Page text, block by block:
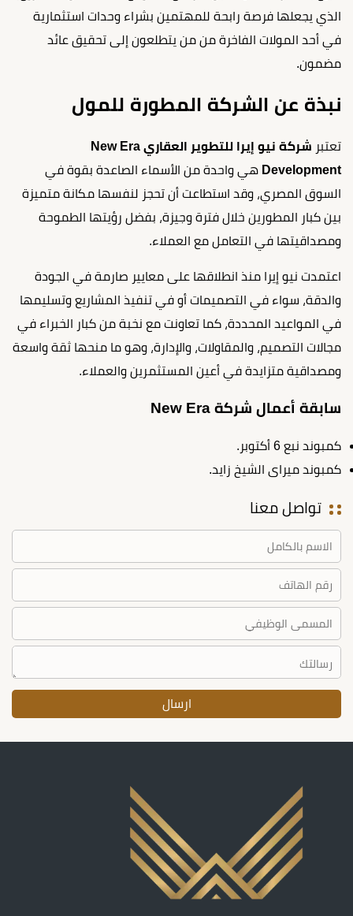
الذي يجعلها فرصة رابحة للمهتمين بشراء وحدات استثمارية
في أحد المولات الفاخرة من من يتطلعون إلى تحقيق عائد
مضمون.
نبذة عن الشركة المطورة للمول
تعتبر
شركة نيو إيرا للتطوير العقاري New Era
Development هي واحدة من الأسماء الصاعدة بقوة في
السوق المصري، وقد استطاعت أن تحجز لنفسها مكانة متميزة
بين كبار المطورين خلال فترة وجيزة، بفضل رؤيتها الطموحة
ومصداقيتها في التعامل مع العملاء.
اعتمدت نيو إيرا منذ انطلاقها على معايير صارمة في الجودة
والدقة، سواء في التصميمات أو في تنفيذ المشاريع وتسليمها
في المواعيد المحددة، كما تعاونت مع نخبة من كبار الخبراء في
مجالات التصميم، والمقاولات، والإدارة، وهو ما منحها ثقة واسعة
ومصداقية متزايدة في أعين المستثمرين والعملاء.
سابقة أعمال شركة New Era
كمبوند نبع 6 أكتوبر.
كمبوند ميراى الشيخ زايد.
تواصل معنا